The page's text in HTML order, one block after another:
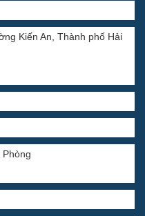
Kiến An, Thành phố Hải